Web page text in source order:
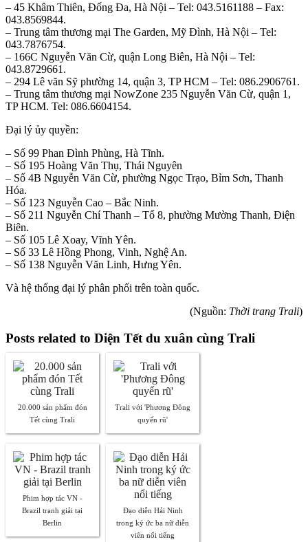
– 45 Khâm Thiên, Đống Đa, Hà Nội – Tel: 043.5161188 – Fax:
043.8569844.
– Trung tâm thương mại The Garden, Mỹ Đình, Hà Nội – Tel:
043.7876754.
– 166C Nguyễn Văn Cừ, quận Long Biên, Hà Nội – Tel:
043.8729661.
– 294 Lê văn Sỹ phường 14, quận 3, TP HCM – Tel: 086.2906761.
– Trung tâm thương mại NowZone 235 Nguyễn Văn Cừ, quận 1,
TP HCM. Tel: 086.6604154.
Đại lý ủy quyền:
– Số 99 Phan Đình Phùng, Hà Tĩnh.
– Số 195 Hoàng Văn Thụ, Thái Nguyên
– Số 4B Nguyễn Văn Cừ, phường Ngọc Trạo, Bỉm Sơn, Thanh
Hóa.
– Số 123 Nguyễn Cao – Bắc Ninh.
– Số 211 Nguyễn Chí Thanh – Tổ 8, phường Mường Thanh, Điện
Biên.
– Số 105 Lê Xoay, Vĩnh Yên.
– Số 33 Lê Hồng Phong, Vinh, Nghệ An.
– Số 138 Nguyễn Văn Linh, Hưng Yên.
Và hệ thống đại lý phân phối trên toàn quốc.
(Nguồn: Thời trang Trali)
Posts related to Diện Tết du xuân cùng Trali
20.000 sản phẩm đón
Tết cùng Trali
Trali với 'Phương Đông
quyến rũ'
Phim hợp tác VN -
Brazil tranh giải tại
Berlin
Đạo diễn Hải Ninh
trong ký ức ba nữ diễn
viên nổi tiếng